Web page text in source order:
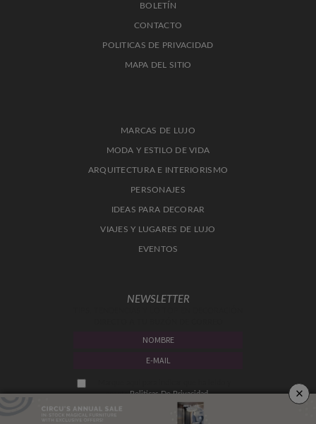
BOLETÍN
CONTACTO
POLITICAS DE PRIVACIDAD
MAPA DEL SITIO
MARCAS DE LUJO
MODA Y ESTILO DE VIDA
ARQUITECTURA E INTERIORISMO
PERSONAJES
IDEAS PARA DECORAR
VIAJES Y LUGARES DE LUJO
EVENTOS
NEWSLETTER
aceptaPoliticas De Privacidad. ×